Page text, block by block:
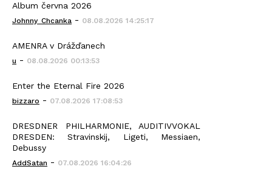
Album června 2026
Johnny_Chcanka - 08.08.2026 14:25:17
AMENRA v Drážďanech
u - 08.08.2026 00:13:53
Enter the Eternal Fire 2026
bizzaro - 07.08.2026 17:08:53
DRESDNER PHILHARMONIE, AUDITIVVOKAL
DRESDEN: Stravinskij, Ligeti, Messiaen,
Debussy
AddSatan - 07.08.2026 16:04:26